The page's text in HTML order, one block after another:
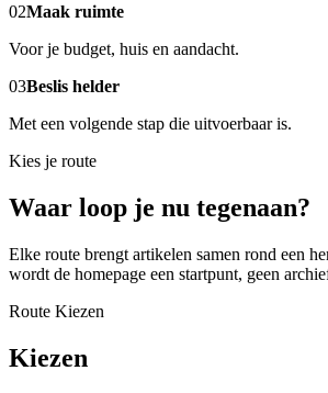
02Maak ruimte
Voor je budget, huis en aandacht.
03Beslis helder
Met een volgende stap die uitvoerbaar is.
Kies je route
Waar loop je nu tegenaan?
Elke route brengt artikelen samen rond een
wordt de homepage een startpunt, geen
Route Kiezen
Kiezen